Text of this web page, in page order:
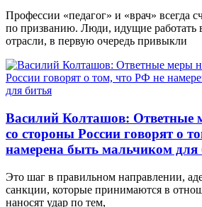
Профессии «педагог» и «врач» всегда
по призванию. Люди, идущие работать
отрасли, в первую очередь привыкли
Василий Колташов: Ответные
со стороны России говорят о
намерена быть мальчиком для
Это шаг в правильном направлении,
санкции, которые принимаются в
наносят удар по тем,